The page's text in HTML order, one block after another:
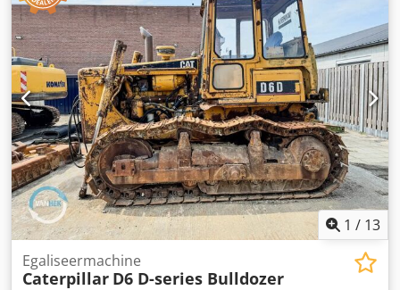
1 / 13
Egaliseermachine
Caterpillar D6 D-series Bulldozer